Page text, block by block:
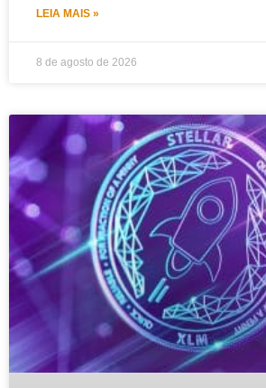
LEIA MAIS »
8 de agosto de 2026